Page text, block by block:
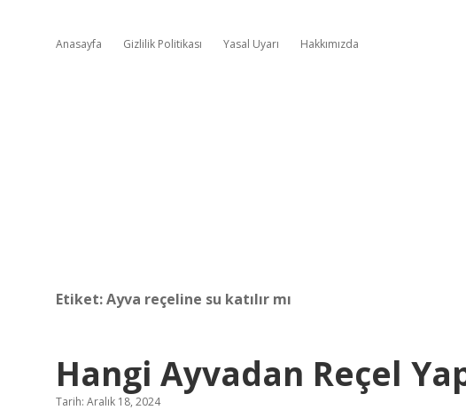
Anasayfa Gizlilik Politikası Yasal Uyarı Hakkımızda
Etiket:Ayva reçeline su katılır mı
Hangi Ayvadan Reçel
Tarih: Aralık 18, 2024